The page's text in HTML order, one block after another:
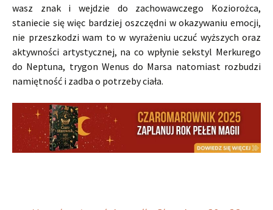
wasz znak i wejdzie do zachowawczego Koziorożca,
staniecie się więc bardziej oszczędni w okazywaniu emocji,
nie przeszkodzi wam to w wyrażeniu uczuć wyższych oraz
aktywności artystycznej, na co wpłynie sekstyl Merkurego
do Neptuna, trygon Wenus do Marsa natomiast rozbudzi
namiętność i zadba o potrzeby ciała.